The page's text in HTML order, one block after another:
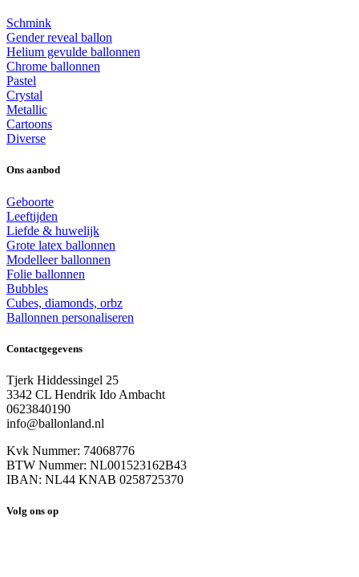
Schmink
Gender reveal ballon
Helium gevulde ballonnen
Chrome ballonnen
Pastel
Crystal
Metallic
Cartoons
Diverse
Ons aanbod
Geboorte
Leeftijden
Liefde & huwelijk
Grote latex ballonnen
Modelleer ballonnen
Folie ballonnen
Bubbles
Cubes, diamonds, orbz
Ballonnen personaliseren
Contactgegevens
Tjerk Hiddessingel 25
3342 CL Hendrik Ido Ambacht
0623840190
info@ballonland.nl
Kvk Nummer: 74068776
BTW Nummer: NL001523162B43
IBAN: NL44 KNAB 0258725370
Volg ons op